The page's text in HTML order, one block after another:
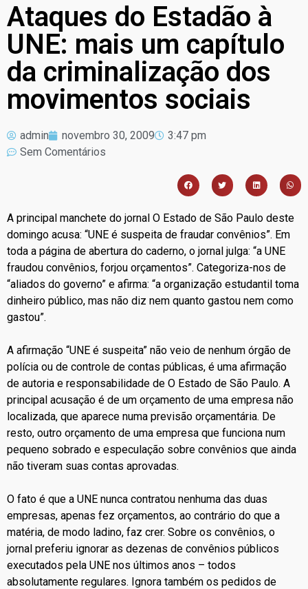
Ataques do Estadão à
UNE: mais um capítulo
da criminalização dos
movimentos sociais
admin novembro 30, 2009
3:47 pm
Sem Comentários
A principal manchete do jornal O Estado de São Paulo deste
domingo acusa: “UNE é suspeita de fraudar convênios”. Em
toda a página de abertura do caderno, o jornal julga: “a UNE
fraudou convênios, forjou orçamentos”. Categoriza-nos de
“aliados do governo” e afirma: “a organização estudantil toma
dinheiro público, mas não diz nem quanto gastou nem como
gastou”.
A afirmação “UNE é suspeita” não veio de nenhum órgão de
polícia ou de controle de contas públicas, é uma afirmação
de autoria e responsabilidade de O Estado de São Paulo. A
principal acusação é de um orçamento de uma empresa não
localizada, que aparece numa previsão orçamentária. De
resto, outro orçamento de uma empresa que funciona num
pequeno sobrado e especulação sobre convênios que ainda
não tiveram suas contas aprovadas.
O fato é que a UNE nunca contratou nenhuma das duas
empresas, apenas fez orçamentos, ao contrário do que a
matéria, de modo ladino, faz crer. Sobre os convênios, o
jornal preferiu ignorar as dezenas de convênios públicos
executados pela UNE nos últimos anos – todos
absolutamente regulares. Ignora também os pedidos de